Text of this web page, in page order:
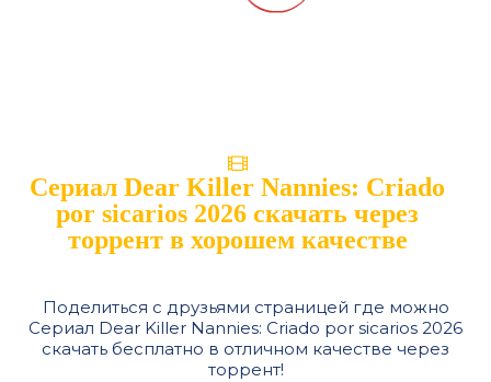
Сериал Dear Killer Nannies: Criado
por sicarios 2026 скачать через
торрент в хорошем качестве
Поделиться с друзьями страницей где можно
Сериал Dear Killer Nannies: Criado por sicarios 2026
скачать бесплатно в отличном качестве через
торрент!